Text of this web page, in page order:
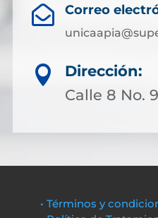
 Correo

Dirección:
Calle 8 No.
• Términos y